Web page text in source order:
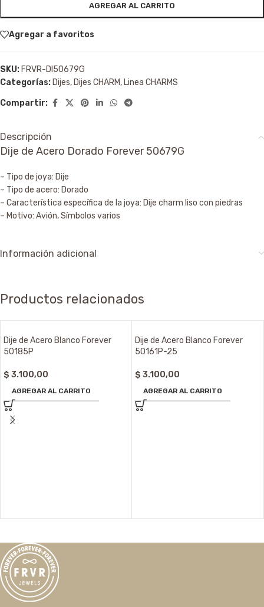
AGREGAR AL CARRITO
Agregar a favoritos
SKU: FRVR-DI50679G
Categorías: Dijes, Dijes CHARM, Linea CHARMS
Compartir:
Descripción
Dije de Acero Dorado Forever 50679G
– Tipo de joya: Dije
– Tipo de acero: Dorado
– Característica específica de la joya: Dije charm liso con piedras
– Motivo: Avión, Símbolos varios
Información adicional
Productos relacionados
Dije de Acero Blanco Forever
50185P
$ 3.100,00
AGREGAR AL CARRITO
Dije de Acero Blanco Forever
50161P-25
$ 3.100,00
AGREGAR AL CARRITO